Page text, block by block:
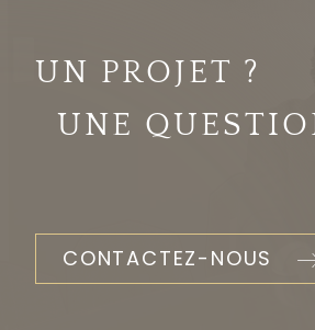
UN PROJET ?
UNE
CONTACTEZ-NOUS